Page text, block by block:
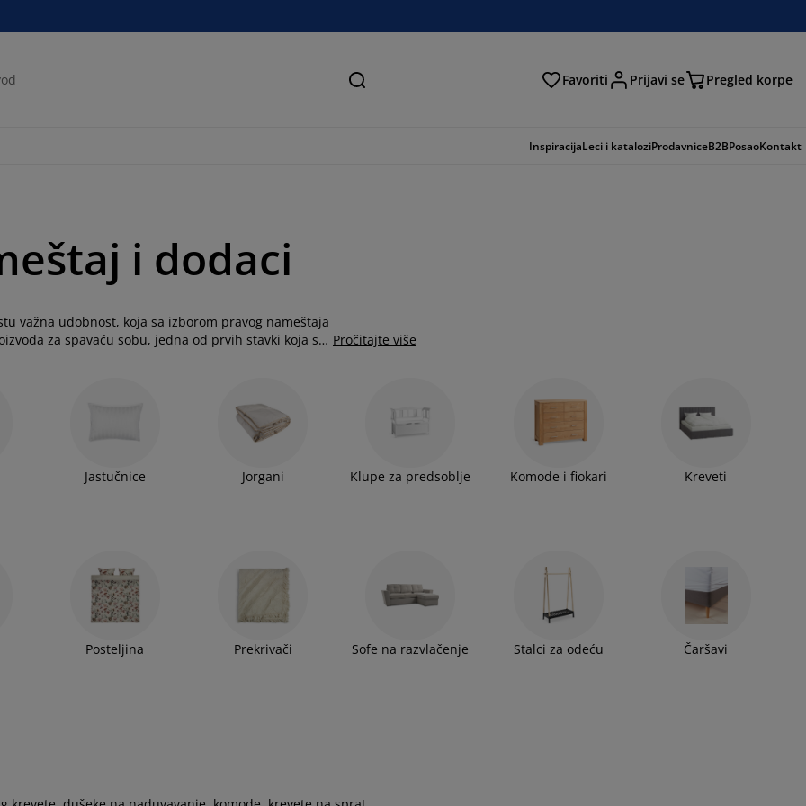
Pretraga Favoriti Prijavi se Pregled korpe
InspiracijaLeci i kataloziProdavniceB2BPosaoKontakt
i dodaci
važna udobnost, koja sa izborom pravog nameštaja
za spavaću sobu, jedna od prvih stavki koja se
sve dodatne informacije i cene na raspolaganju su
možete poručiti i preko JYSK webshopa.
Pročitajte više
Jastučnice Jorgani Klupe za predsoblje Komode i fiokari Kreveti
Posteljina Prekrivači Sofe na razvlačenje Stalci za odeću Čaršavi